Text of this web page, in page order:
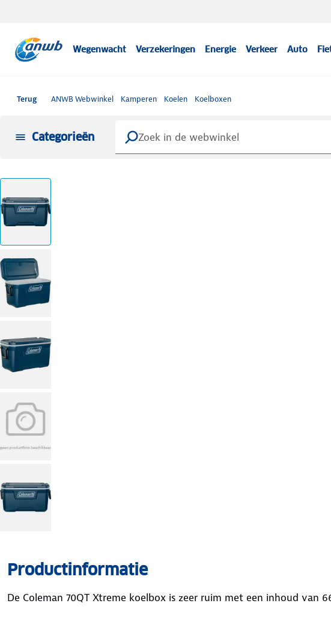
Wegenwacht Verzekeringen Energie Verkeer Auto
Terug ANWB Webwinkel Kamperen Koelen Koelboxen
Categorieën
Productinformatie
De Coleman 70QT Xtreme koelbox is zeer ruim met een inhoud van